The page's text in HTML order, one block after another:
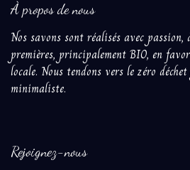
À propos de nous
Nos savons sont réalisés avec
premières, principalement BIO, en
locale. Nous tendons vers le zéro
minimaliste.
Rejoignez-nous